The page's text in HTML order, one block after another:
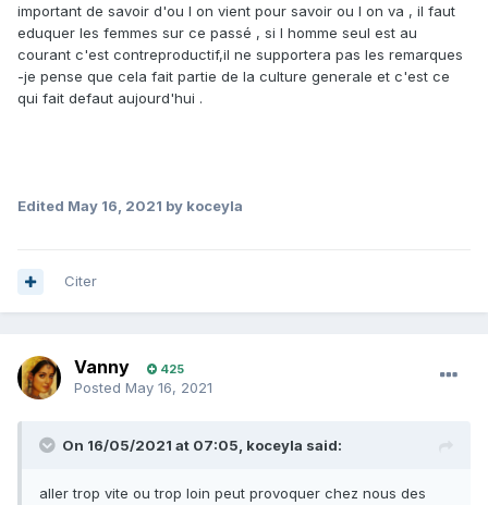
important de savoir d'ou l on vient pour savoir ou l on va , il faut
eduquer les femmes sur ce passé , si l homme seul est au
courant c'est contreproductif,il ne supportera pas les remarques
-je pense que cela fait partie de la culture generale et c'est ce
qui fait defaut aujourd'hui .
Edited May 16, 2021 by koceyla
Citer
Vanny 425
Posted May 16, 2021
On 16/05/2021 at 07:05, koceyla said:
aller trop vite ou trop loin peut provoquer chez nous des